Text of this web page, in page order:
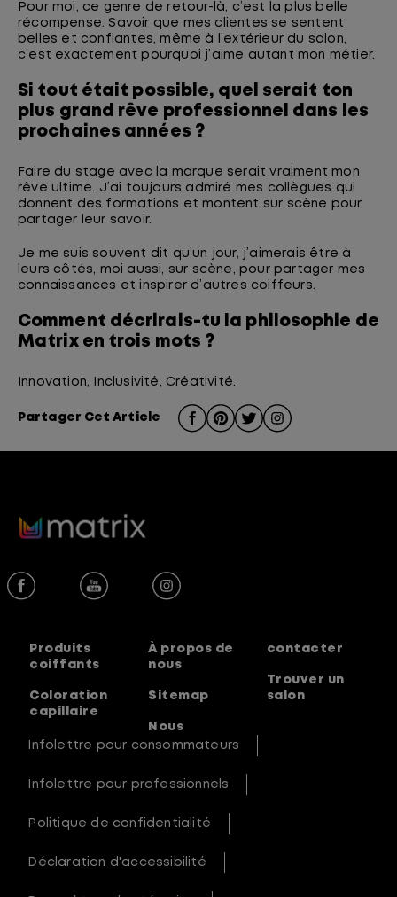
Pour moi, ce genre de retour-là, c’est la plus belle
récompense. Savoir que mes clientes se sentent
belles et confiantes, même à l’extérieur du salon,
c’est exactement pourquoi j’aime autant mon métier.
Si tout était possible, quel serait ton
plus grand rêve professionnel dans les
prochaines années ?
Faire du stage avec la marque serait vraiment mon
rêve ultime. J’ai toujours admiré mes collègues qui
donnent des formations et montent sur scène pour
partager leur savoir.
Je me suis souvent dit qu’un jour, j’aimerais être à
leurs côtés, moi aussi, sur scène, pour partager mes
connaissances et inspirer d’autres coiffeurs.
Comment décrirais-tu la philosophie de
Matrix en trois mots ?
Innovation, Inclusivité, Créativité.
Partager Cet Article
Produits
coiffants
Coloration
capillaire
À propos de
nous
Sitemap
Nous
contacter
Trouver un
salon
Infolettre pour consommateurs
Infolettre pour professionnels
Politique de confidentialité
Déclaration d'accessibilité